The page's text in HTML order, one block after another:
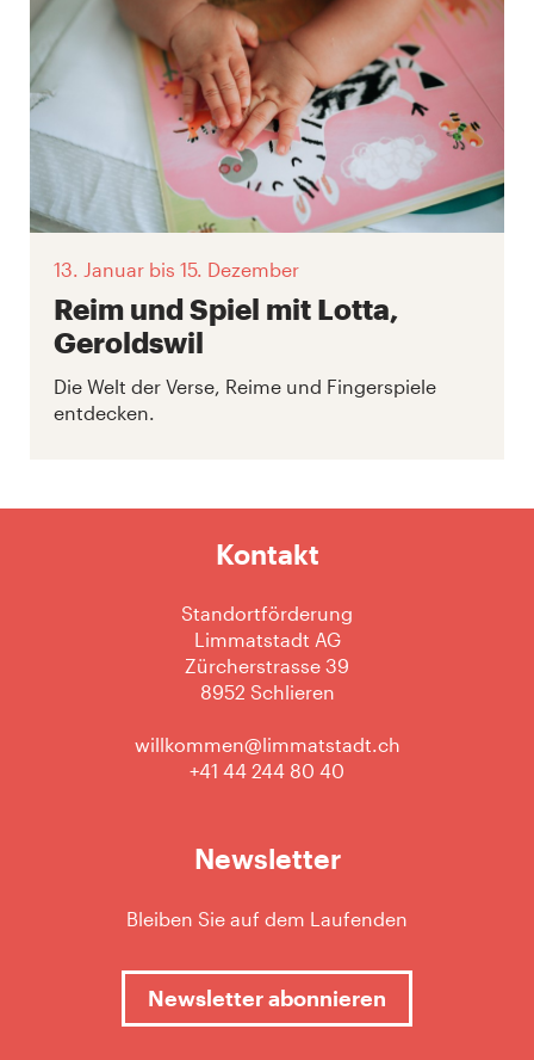
13. Januar bis 15. Dezember
Reim und Spiel mit Lotta,
Geroldswil
Die Welt der Verse, Reime und Fingerspiele
entdecken.
Kontakt
Standortförderung
Limmatstadt AG
Zürcherstrasse 39
8952 Schlieren
willkommen@limmatstadt.ch
+41 44 244 80 40
Newsletter
Bleiben Sie auf dem Laufenden
Newsletter abonnieren